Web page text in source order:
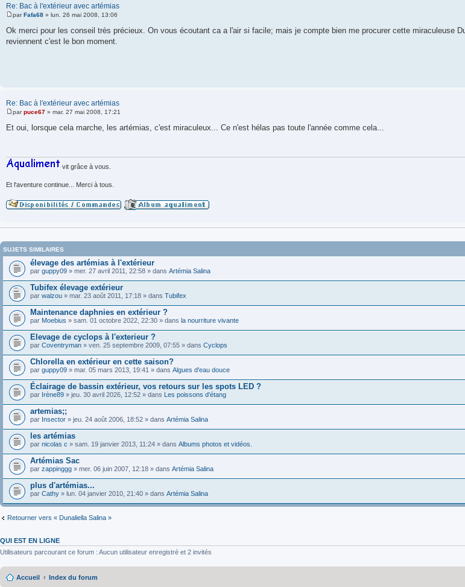
Re: Bac à l'extérieur avec artémias
M
e
s
s
parFafa68 » lun. 26 mai 2008, 13:06
Ok merci pour les conseil très précieux. On vous écoutant ca a l'air si facile; mais je compte bien me procurer cette miraculeuse
reviennent c'est le bon moment.
Re: Bac à l'extérieur avec artémias
M
e
s
e
parpuce67 » mar. 27 mai 2008, 17:21
Et oui, lorsque cela marche, les artémias, c'est miraculeux... Ce n'est hélas pas toute l'année comme cela...
vit grâce à vous.
Et l'aventure continue... Merci à tous.
SUJETS SIMILAIRES
élevage des artémias à l'extérieur
par guppy09 » mer. 27 avril 2011, 22:58 » dans Artémia Salina
Tubifex élevage extérieur
par walzou » mar. 23 août 2011, 17:18 » dans Tubifex
Maintenance daphnies en extérieur ?
par Moebius » sam. 01 octobre 2022, 22:30 » dans la nourriture vivante
Elevage de cyclops à l'exterieur ?
par Coventryman » ven. 25 septembre 2009, 07:55 » dans Cyclops
Chlorella en extérieur en cette saison?
par guppy09 » mar. 05 mars 2013, 19:41 » dans Algues d'eau douce
Éclairage de bassin extérieur, vos retours sur les spots LED ?
par Irène89 » jeu. 30 avril 2026, 12:52 » dans Les poissons d'étang
artemias;;
par Insector » jeu. 24 août 2006, 18:52 » dans Artémia Salina
les artémias
par nicolas c » sam. 19 janvier 2013, 11:24 » dans Albums photos et vidéos.
Artémias Sac
par zappinggg » mer. 06 juin 2007, 12:18 » dans Artémia Salina
plus d'artémias...
par Cathy » lun. 04 janvier 2010, 21:40 » dans Artémia Salina
Retourner vers « Dunaliella Salina »
QUI EST EN LIGNE
Utilisateurs parcourant ce forum : Aucun utilisateur enregistré et 2 invités
Accueil Index du forum